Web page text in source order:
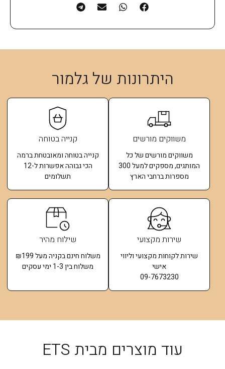
היתרונות של גלמור
משווקים מורשים
משווקים מורשים של כל
המותגים, מספקים למעל 300
מספרות ברחבי הארץ
קנייה בטוחה
קנייה בטוחה ומאובטחת ברמה
הכי גבוהה אפשרות ל-12
תשלומים​
שירות מקצועי
שירות לקוחות מקצועי וליווי
אישי
09-7673230
שילוח מהיר
משלוח חינם בקניה מעל ₪199
משלוח בין 1-3 ימי עסקים
עוד מוצרים מבית ETS